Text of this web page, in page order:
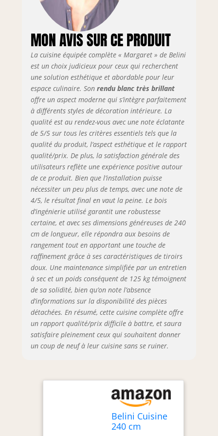
personnalisables
selon la
SYSTÈME NEXUS
SILENT & CONFORT
– Les tiroirs
métalliques
modernes de la
gamme Nexus en
finition graphite,
dotés de la
Close, assurent
une fermeture
douce et
silencieuse.
Complétés par des
charnières Soft-
Close et des vérins
à gaz pour portes
et abattants.
Testés jusqu’à 60
000 cycles pour
une durabilité
maximale.
SYSTÈME NEXUS
RANGE-COUVERTS
& ORGANISATION –
Organisation
intégrée des
couverts en
polymère ABS
robuste pour une
visibilité optimale
ergonomique pour
un usage
confortable et une
organisation
parfaite au
MON AVIS SUR CE PRODUIT
La cuisine équipée complète « Margaret » de Belini
est un choix judicieux pour ceux qui recherchent
une solution esthétique et abordable pour leur
espace culinaire. Son rendu blanc très brillant
offre un aspect moderne qui s’intègre parfaitement
à différents styles de décoration intérieure. La
qualité est au rendez-vous avec une note éclatante
de 5/5 sur tous les critères essentiels tels que la
qualité du produit, l’aspect esthétique et le rapport
qualité/prix. De plus, la satisfaction générale des
utilisateurs reflète une expérience positive autour
de ce produit. Bien que l’installation puisse
nécessiter un peu plus de temps, avec une note de
4/5, le résultat final en vaut la peine. Le bois
d’ingénierie utilisé garantit une robustesse
certaine, et avec ses dimensions généreuses de 240
cm de longueur, elle répondra aux besoins de
rangement tout en apportant une touche de
raffinement grâce à ses caractéristiques de tiroirs
doux. Une maintenance simplifiée par un entretien
à sec et un poids conséquent de 125 kg témoignent
de sa solidité, bien qu’on note l’absence
d’informations sur la disponibilité des pièces
détachées. En résumé, cette cuisine complète offre
un rapport qualité/prix difficile à battre, et saura
satisfaire pleinement ceux qui souhaitent donner
un coup de neuf à leur cuisine sans se ruiner.
Belini Cuisine
240 cm